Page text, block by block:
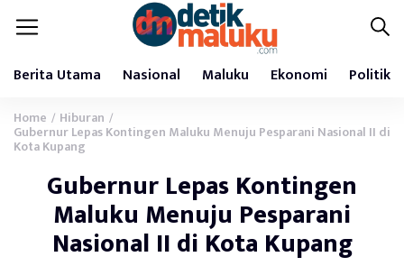
Berita Utama Nasional Maluku Ekonomi Politik
Home / Hiburan /
Gubernur Lepas Kontingen Maluku Menuju Pesparani Nasional II di
Kota Kupang
Gubernur Lepas Kontingen
Maluku Menuju Pesparani
Nasional II di Kota Kupang